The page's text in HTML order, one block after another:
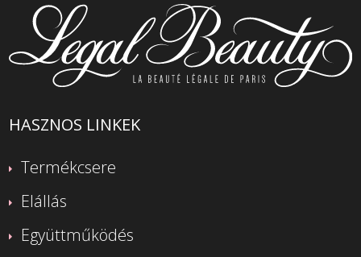
HASZNOS LINKEK
Termékcsere
Elállás
Együttműködés